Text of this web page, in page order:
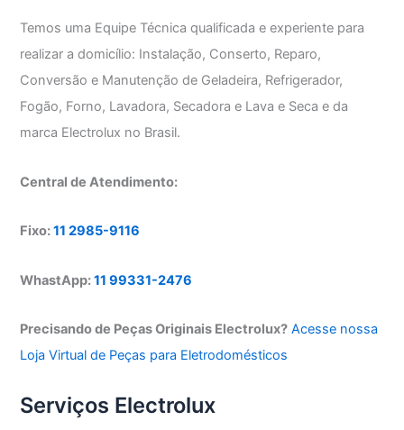
Temos uma Equipe Técnica qualificada e experiente para
realizar a domicílio: Instalação, Conserto, Reparo,
Conversão e Manutenção de Geladeira, Refrigerador,
Fogão, Forno, Lavadora, Secadora e Lava e Seca e da
marca Electrolux no Brasil.
Central de Atendimento:
Fixo:11 2985-9116
WhastApp:11 99331-2476
Precisando de Peças Originais Electrolux? Acesse nossa
Loja Virtual de Peças para Eletrodomésticos
Serviços Electrolux